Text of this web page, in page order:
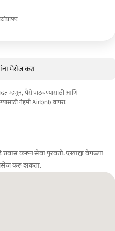
मेसेज करा
म्हणून, पैसे पाठवण्यासाठी आणि
नेहमी Airbnb वापरा.
करून सेवा पुरवतो. एखाद्या वेगळ्या
करू शकता.